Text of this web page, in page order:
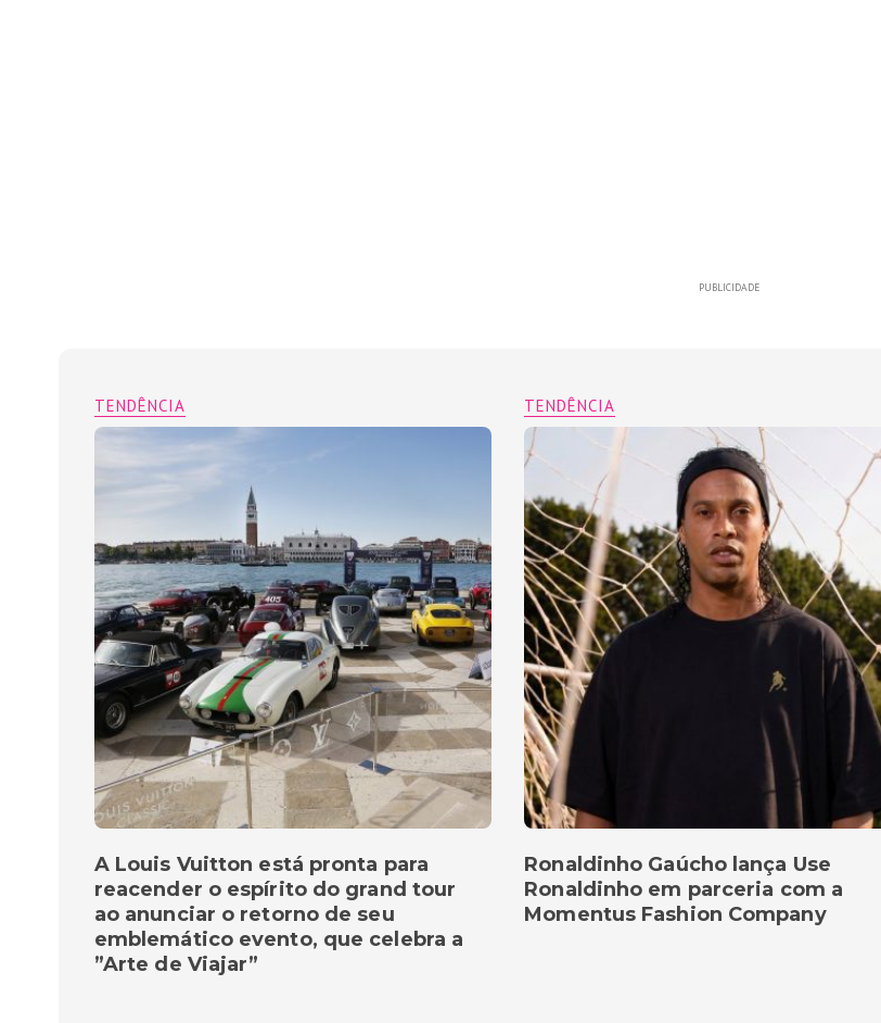
PUBLICIDADE
TENDÊNCIA
Ronaldinho Gaúcho lança Use
Ronaldinho em parceria com a
Momentus Fashion Company
TENDÊNCIA
A Louis Vuitton está pronta para
reacender o espírito do grand tour
ao anunciar o retorno de seu
emblemático evento, que celebra a
”Arte de Viajar”